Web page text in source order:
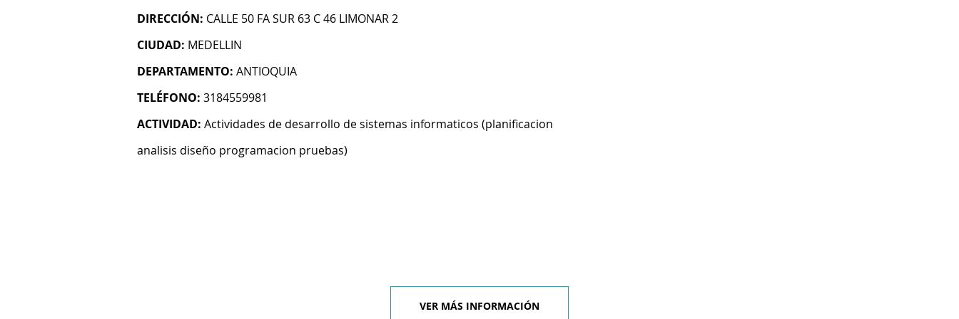
DIRECCIÓN: CALLE 50 FA SUR 63 C 46 LIMONAR 2
CIUDAD: MEDELLIN
DEPARTAMENTO: ANTIOQUIA
TELÉFONO: 3184559981
ACTIVIDAD: Actividades de desarrollo de sistemas informaticos (planificacion
analisis diseño programacion pruebas)
VER MÁS INFORMACIÓN